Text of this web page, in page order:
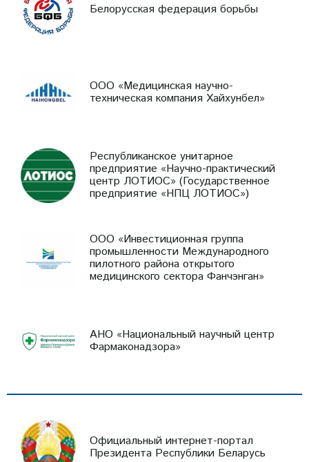
Белорусская федерация борьбы
ООО «Медицинская научно-
техническая компания Хайхунбел»
Республиканское унитарное
предприятие «Научно-практический
центр ЛОТИОС» (Государственное
предприятие «НПЦ ЛОТИОС»)
ООО «Инвестиционная группа
промышленности Международного
пилотного района открытого
медицинского сектора Фанчэнган»
АНО «Национальный научный центр
Фармаконадзора»
Официальный интернет-портал
Президента Республики Беларусь